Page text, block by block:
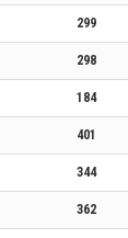
299
298
184
401
344
362